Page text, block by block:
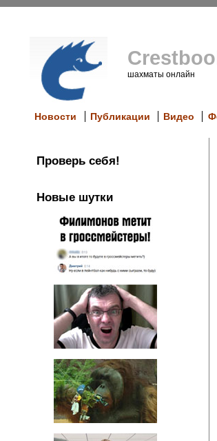
шахматы онлайн
Новости Публикации Видео
Проверь себя!
Новые шутки